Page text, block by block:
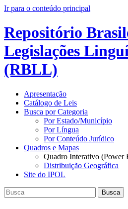
Ir para o conteúdo principal
Repositório
Legislações
(RBLL)
Apresentação
Catálogo de Leis
Busca por Categoria
Por Estado/Município
Por Língua
Por Conteúdo Jurídico
Quadros e Mapas
Quadro Interativo (Power
Distribuição Geográfica
Site do IPOL
Busca